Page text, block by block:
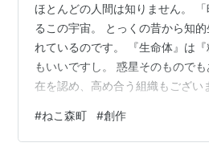
ほとんどの人間は知りません。
るこの宇宙。 とっくの昔から知
れているのです。 『生命体』は
もいいですし。 惑星そのもので
在を認め、高め合う組織もござい
るためには審査があります。 監査
行なわれ、データが審査されます
#ねこ森町 #創作